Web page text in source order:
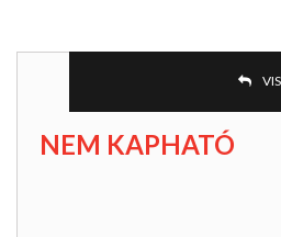
NEM KAPHATÓ